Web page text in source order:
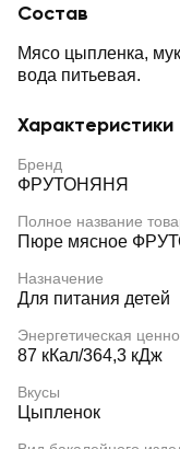
Состав
Мясо цыпленка,
вода питьевая.
Характеристики
Бренд
ФРУТОНЯНЯ
Полное название
Пюре мясное
Назначение
Для питания детей
Энергетическая
87 кКал/364,3 кДж
Вкусы
Цыпленок